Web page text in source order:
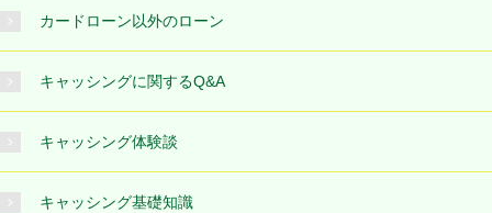
カードローン以外のローン
キャッシングに関するQ&A
キャッシング体験談
キャッシング基礎知識